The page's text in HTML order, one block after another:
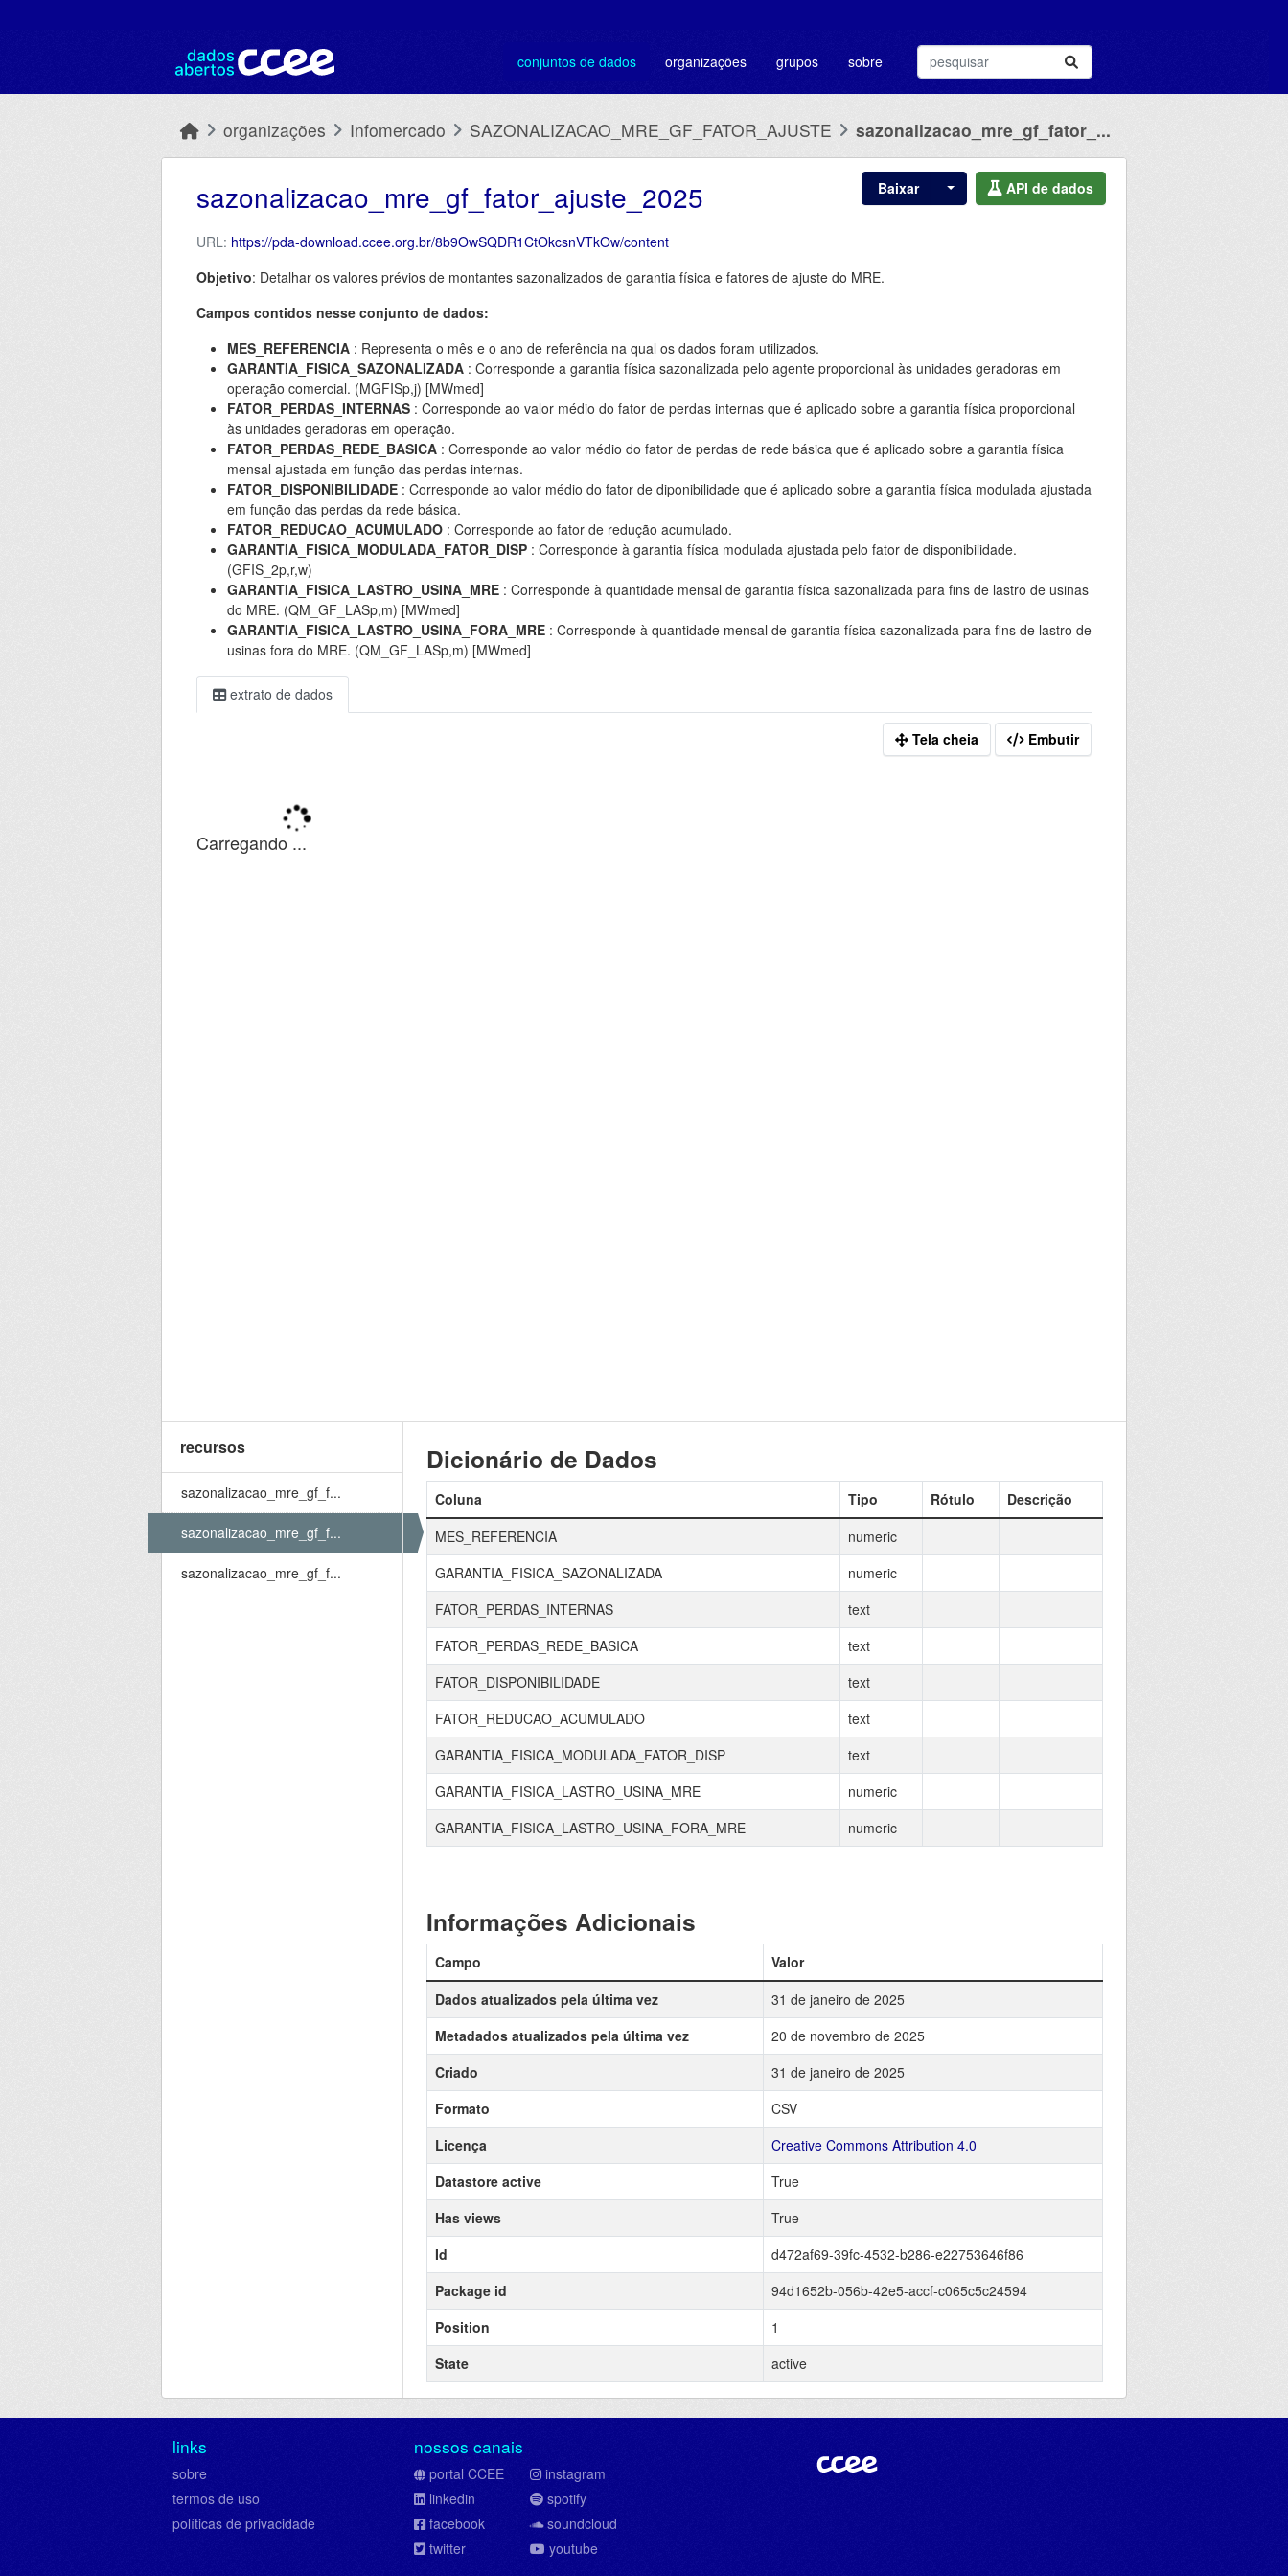
conjuntos de dados organizações grupos sobre
organizações Infomercado SAZONALIZACAO_MRE_GF_FATOR_AJUSTE sazonalizacao_mre_gf_fator_...
Baixar API de dados
sazonalizacao_mre_gf_fator_ajuste_2025
URL: https://pda-download.ccee.org.br/8b9OwSQDR1CtOkcsnVTkOw/content
Objetivo: Detalhar os valores prévios de montantes sazonalizados de garantia física e fatores de ajuste do MRE.
Campos contidos nesse conjunto de dados:
MES_REFERENCIA : Representa o mês e o ano de referência na qual os dados foram utilizados.
GARANTIA_FISICA_SAZONALIZADA : Corresponde a garantia física sazonalizada pelo agente proporcional às unidades geradoras em
operação comercial. (MGFISp,j) [MWmed]
FATOR_PERDAS_INTERNAS : Corresponde ao valor médio do fator de perdas internas que é aplicado sobre a garantia física proporcional
às unidades geradoras em operação.
FATOR_PERDAS_REDE_BASICA : Corresponde ao valor médio do fator de perdas de rede básica que é aplicado sobre a garantia física
mensal ajustada em função das perdas internas.
FATOR_DISPONIBILIDADE : Corresponde ao valor médio do fator de diponibilidade que é aplicado sobre a garantia física modulada ajustada
em função das perdas da rede básica.
FATOR_REDUCAO_ACUMULADO : Corresponde ao fator de redução acumulado.
GARANTIA_FISICA_MODULADA_FATOR_DISP : Corresponde à garantia física modulada ajustada pelo fator de disponibilidade.
(GFIS_2p,r,w)
GARANTIA_FISICA_LASTRO_USINA_MRE : Corresponde à quantidade mensal de garantia física sazonalizada para fins de lastro de usinas
do MRE. (QM_GF_LASp,m) [MWmed]
GARANTIA_FISICA_LASTRO_USINA_FORA_MRE : Corresponde à quantidade mensal de garantia física sazonalizada para fins de lastro de
usinas fora do MRE. (QM_GF_LASp,m) [MWmed]
extrato de dados
Tela cheia Embutir
recursos
sazonalizacao_mre_gf_f...
sazonalizacao_mre_gf_f...
sazonalizacao_mre_gf_f...
Dicionário de Dados
Coluna Tipo Rótulo
Descrição
MES_REFERENCIA
numeric
GARANTIA_FISICA_SAZONALIZADA
numeric
FATOR_PERDAS_INTERNAS
text
FATOR_PERDAS_REDE_BASICA
text
FATOR_DISPONIBILIDADE
text
FATOR_REDUCAO_ACUMULADO
text
GARANTIA_FISICA_MODULADA_FATOR_DISP
text
GARANTIA_FISICA_LASTRO_USINA_MRE
numeric
GARANTIA_FISICA_LASTRO_USINA_FORA_MRE
numeric
Informações Adicionais
Campo
Valor
Dados atualizados pela última vez
31 de janeiro de 2025
Metadados atualizados pela última vez
20 de novembro de 2025
Criado
31 de janeiro de 2025
Formato
CSV
Licença
Creative Commons Attribution 4.0
Datastore active
True
Has views
True
Id
d472af69-39fc-4532-b286-e22753646f86
Package id
94d1652b-056b-42e5-accf-c065c5c24594
Position
1
State
active
links
sobre
termos de uso
políticas de privacidade
nossos canais
portal CCEE
linkedin
facebook
twitter
instagram
spotify
soundcloud
youtube